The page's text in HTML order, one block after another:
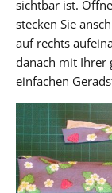
sichtbar ist.
stecken Sie
auf rechts
danach mit Ihrer
einfachen